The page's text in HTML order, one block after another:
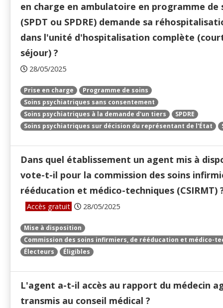
en charge en ambulatoire en programme de
(SPDT ou SPDRE) demande sa
dans l'unité d'hospitalisation complète
séjour) ?
28/05/2025
Prise en charge
Programme de soins
Soins psychiatriques sans consentement
Soins psychiatriques à la demande d'un tiers
SPDRE
Soins psychiatriques sur décision du représentant de l'État
Dans quel établissement un agent mis à
vote-t-il pour la commission des soins
rééducation et médico-techniques (CSIRMT)
Accès gratuit 28/05/2025
Mise à disposition
Commission des soins infirmiers, de rééducation et médico-
Électeurs
Éligibles
L'agent a-t-il accès au rapport du médecin
transmis au conseil médical ?